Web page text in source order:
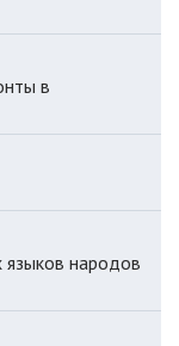
в
языков народов